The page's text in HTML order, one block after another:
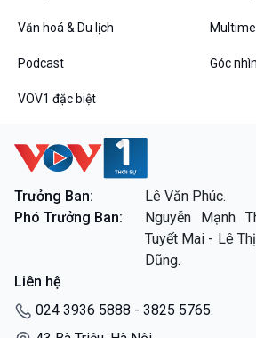
Đối
VOV1 đặc biệt
Thanh âm ký sự
Chân dung cuộc sống
Các chương trình đặc biệt
Văn hoá & Du lịch
Podcast Góc
VOV1 đặc biệt
Trưởng Ban:
Lê Văn Phúc.
Phó Trưởng Ban:
Nguyễn Mạnh
Tuyết Mai - Lê
Dũng.
Liên hệ
024 3936 5888 - 3825 5765.